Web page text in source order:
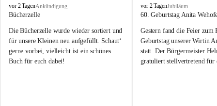
T
o
a
j
vor 2 TagenAnkündigung
Bücherzelle
Die Bücherzelle wurde wieder sortiert und
für unsere Kleinen neu aufgefüllt. Schaut‘
gerne vorbei, vielleicht ist ein schönes
Buch für euch dabei!
T
o
a
j
vor 2 TagenJubiläum
60. Geburtstag Anita
Gestern fand die Feier zum
Geburtstag unserer Wirtin
statt. Der Bürgermeister
gratuliert stellvertretend für